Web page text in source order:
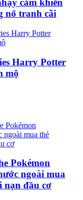
cảm khiến
nổ tranh cãi
Harry Potter
mộ
Pokémon
ngoài mua
nạn đầu cơ